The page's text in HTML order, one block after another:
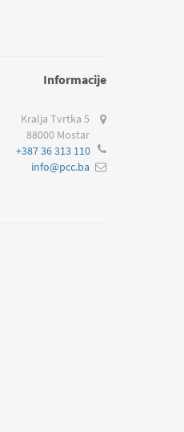
Informacije
Kralja Tvrtka 5
88000 Mostar
+387 36 313 110
info@pcc.ba